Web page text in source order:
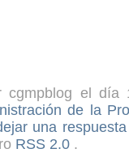
cgmpblog el
de la
una
RSS 2.0.